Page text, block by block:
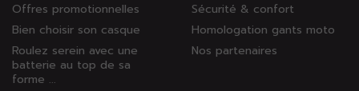
Offres promotionnelles
Bien choisir son casque
Roulez serein avec une
batterie au top de sa
forme ...
Sécurité & confort
Homologation gants moto
Nos partenaires